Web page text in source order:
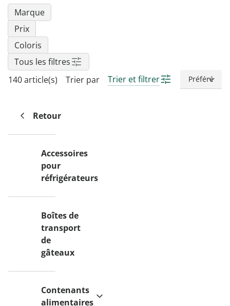
Marque
Prix
Coloris
Tous les filtres
140 article(s)
Trier par Trier et filtrer
Retour
Accessoires
pour
réfrigérateurs
Boîtes de
transport
de
gâteaux
Contenants
alimentaires